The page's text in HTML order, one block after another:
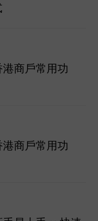
港商戶常用功
港商戶常用功